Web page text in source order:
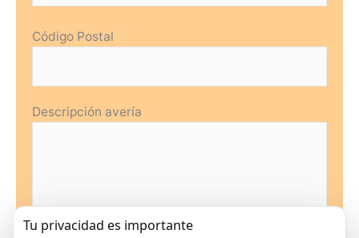
Código Postal
Descripción avería
Tu privacidad es importante